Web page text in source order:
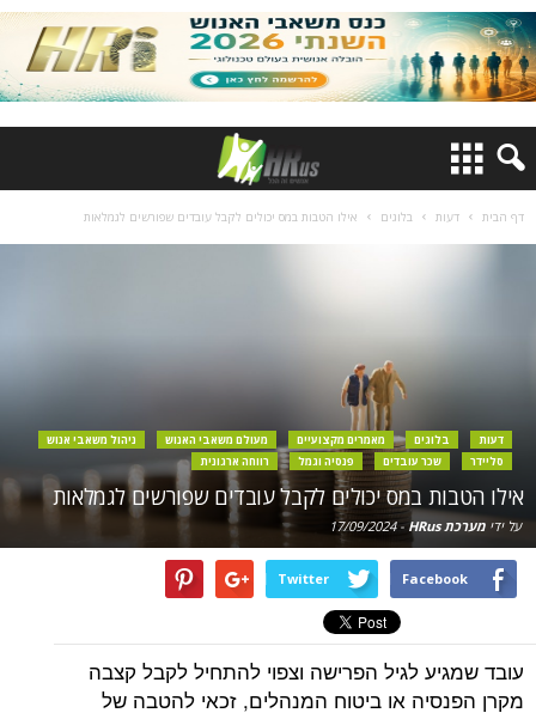
דף הבית דעות בלוגים אילו הטבות במס יכולים לקבל עובדים שפורשים לגמלאות
דעות בלוגים מאמרים מקצועיים מעולם משאבי האנוש
ניהול משאבי אנוש
סליידר
שכר עובדים פנסיה וגמל רווחה ארגונית
אילו הטבות במס יכולים לקבל עובדים שפורשים לגמלאות
על ידי מערכת HRus -
17/09/2024
Facebook
Twitter
עובד שמגיע לגיל הפרישה וצפוי להתחיל לקבל קצבה
מקרן הפנסיה או ביטוח המנהלים, זכאי להטבה של